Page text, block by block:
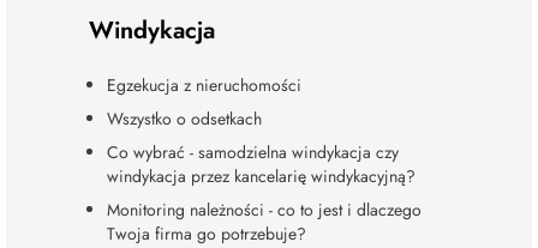
Windykacja
Egzekucja z nieruchomości
Wszystko o odsetkach
Co wybrać - samodzielna windykacja czy
windykacja przez kancelarię windykacyjną?
Monitoring należności - co to jest i dlaczego
Twoja firma go potrzebuje?